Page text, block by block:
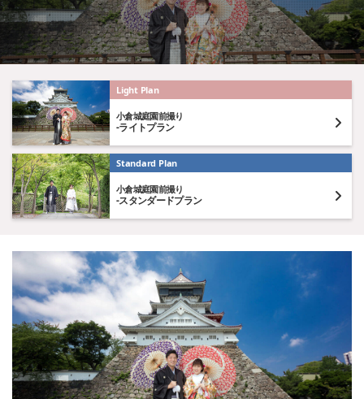
Light Plan
小倉城庭園前撮り
-ライトプラン
Standard Plan
小倉城庭園前撮り
-スタンダードプラン